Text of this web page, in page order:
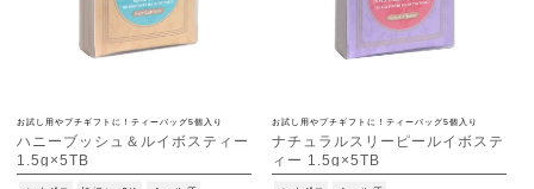
お試し用やプチギフトに！ティーバッグ5個入り
ハニーブッシュ＆ルイボスティー
1.5g×5TB
[M便 1/15]
お試し用やプチギフトに！ティーバッグ5個入り
ナチュラルスリーピールイボステ
ィー 1.5g×5TB
[M便 1/15]